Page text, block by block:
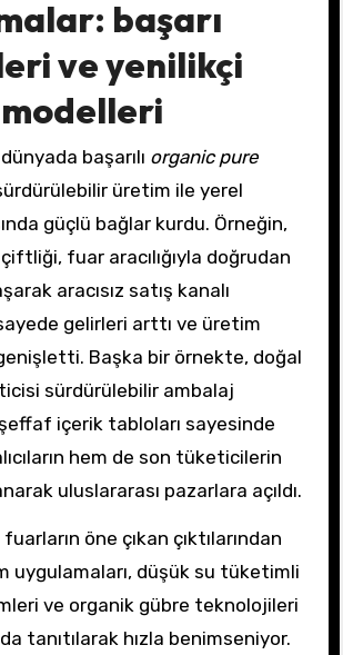
başarı
ve yenilikçi
başarılı organic pure
üretim ile yerel
güçlü bağlar kurdu. Örneğin,
fuar aracılığıyla doğrudan
aracısız satış kanalı
gelirleri arttı ve üretim
Başka bir örnekte, doğal
sürdürülebilir ambalaj
içerik tabloları sayesinde
hem de son tüketicilerin
uluslararası pazarlara açıldı.
öne çıkan çıktılarından
uygulamaları, düşük su tüketimli
ve organik gübre teknolojileri
tanıtılarak hızla benimseniyor.